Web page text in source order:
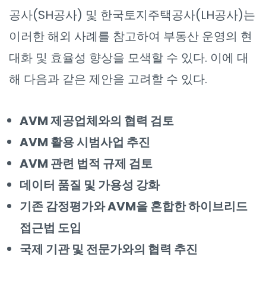
공사(SH공사) 및 한국토지주택공사(LH공사)는
이러한 해외 사례를 참고하여 부동산 운영의 현
대화 및 효율성 향상을 모색할 수 있다. 이에 대
해 다음과 같은 제안을 고려할 수 있다.
AVM 제공업체와의 협력 검토
AVM 활용 시범사업 추진
AVM 관련 법적 규제 검토
데이터 품질 및 가용성 강화
기존 감정평가와 AVM을 혼합한 하이브리드
접근법 도입
국제 기관 및 전문가와의 협력 추진